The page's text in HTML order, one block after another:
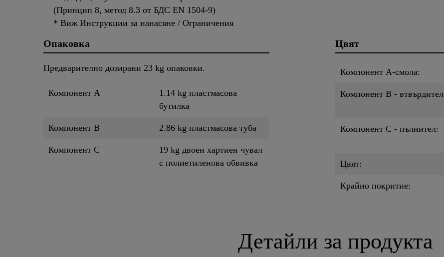
(Принцип 8, метод 8.3 от БДС EN 1504-9)
* Виж Инструкции за нанасяне / Ограничения
Опаковка
Предварително дозирани 23 kg опаковки.
Компонент A
1.14 kg пластмасова
бутилка
Компонент B 2.86 kg пластмасова туба
Компонент C
19 kg двоен хартиен чувал
с полиетиленова обвивка
Цвят
Компонент A-смола:
Компонент B - втвърдител
Компонент C - пълнител:
Цвят:
Крайно покритие:
Детайли за продукта